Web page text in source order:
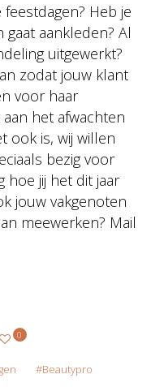
Heb je
aankleden? Al
uitgewerkt?
zodat jouw klant
voor haar
het afwachten
ook is, wij willen
bezig voor
hoe jij het dit jaar
jouw vakgenoten
meewerken? Mail
0
Beautypro